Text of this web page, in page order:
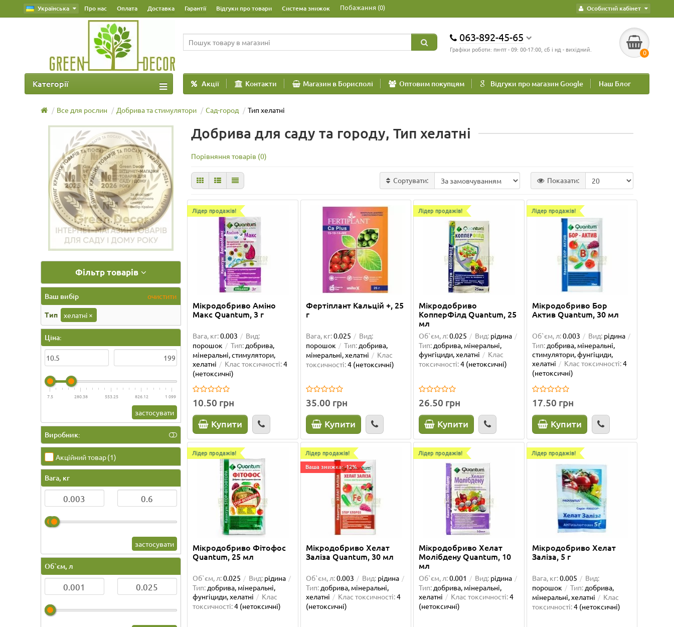
Особистий кабінет
Українська Про нас Оплата Доставка Гарантії Відгуки про товари Система знижок Побажання (0)
063-892-45-65
Графіки роботи: пн-пт - 09: 00-17:00, сб і нд - вихідний. 0
Акції Контакти Магазин в Борисполі Оптовим покупцям Відгуки про магазин Google Наш Блог
Категорії
Все для рослин Добрива та стимулятори Сад-город Тип хелатні
Фільтр товарів
Ваш вибір очистити
Тип хелатні ×
Ціна:
7.5 280.38 553.25 826.12 1 099
застосувати
Виробник:
Акційний товар(1)
Вага, кг
застосувати
Об`єм, л
Добрива для саду та городу, Тип хелатні
Порівняння товарів (0)
Сортувати: Показати:
Лідер продажів!
Мікродобриво Аміно
Макс Quantum, 3 г
Вага, кг:0.003
Вид:
порошок
Тип: добрива,
мінеральні, стимулятори,
хелатні
Клас токсичності:4
(нетоксичні)
10.50 грн
Купити
Фертіплант Кальцій +, 25
г
Вага, кг:0.025
Вид:
порошок
Тип: добрива,
мінеральні, хелатні
Клас
токсичності:4 (нетоксичні)
35.00 грн
Купити
Лідер продажів!
Мікродобриво
КопперФілд Quantum, 25
мл
Об`єм, л:0.025 Вид: рідина
Тип: добрива, мінеральні,
фунгіциди, хелатні
Клас
токсичності:4 (нетоксичні)
26.50 грн
Купити
Лідер продажів!
Мікродобриво Бор
Актив Quantum, 30 мл
Об`єм, л:0.003 Вид: рідина
Тип: добрива, мінеральні,
стимулятори, фунгіциди,
хелатні
Клас токсичності:4
(нетоксичні)
17.50 грн
Купити
Лідер продажів!
Мікродобриво Фітофос
Quantum, 25 мл
Об`єм, л:0.025 Вид: рідина
Тип: добрива, мінеральні,
фунгіциди, хелатні
Клас
токсичності:4 (нетоксичні)
Лідер продажів!
Ваша знижка: -12%
Мікродобриво Хелат
Заліза Quantum, 30 мл
Об`єм, л:0.003 Вид: рідина
Тип: добрива, мінеральні,
хелатні
Клас токсичності:4
(нетоксичні)
Лідер продажів!
Мікродобриво Хелат
Молібдену Quantum, 10
мл
Об`єм, л:0.001 Вид: рідина
Тип: добрива, мінеральні,
хелатні
Клас токсичності:4
(нетоксичні)
Лідер продажів!
Мікродобриво Хелат
Заліза, 5 г
Вага, кг:0.005
Вид:
порошок
Тип: добрива,
мінеральні, хелатні
Клас
токсичності:4 (нетоксичні)